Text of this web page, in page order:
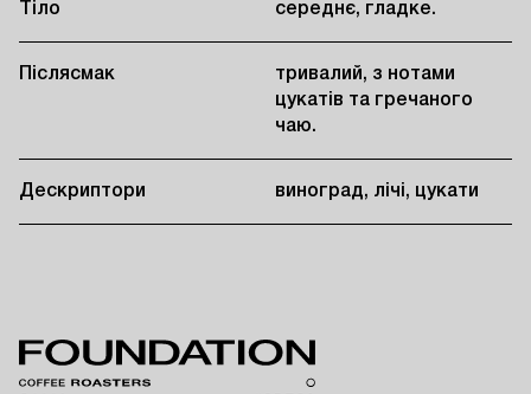
Тіло середнє, гладке.
Післясмак
тривалий, з нотами
цукатів та гречаного
чаю.
Дескриптори виноград, лічі, цукати